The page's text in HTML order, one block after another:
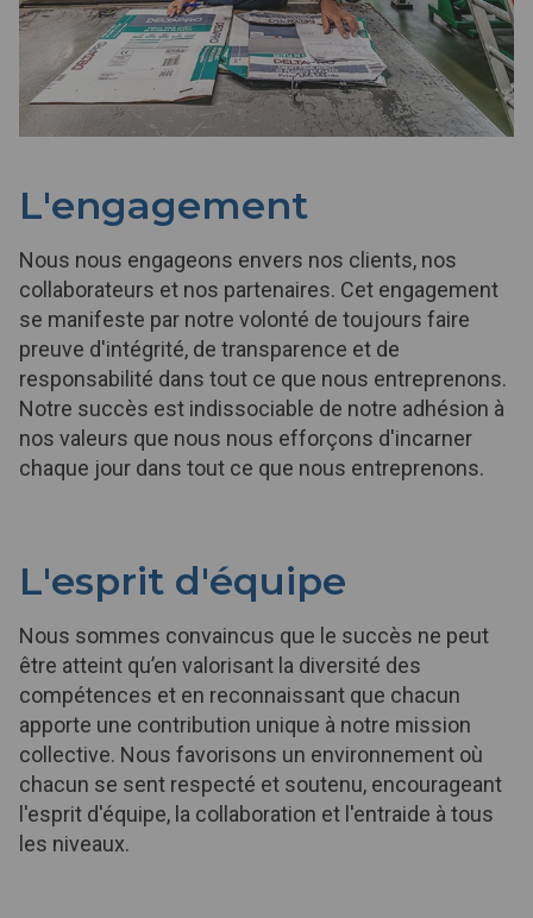
L'engagement
Nous nous engageons envers nos clients, nos
collaborateurs et nos partenaires. Cet engagement
se manifeste par notre volonté de toujours faire
preuve d'intégrité, de transparence et de
responsabilité dans tout ce que nous entreprenons.
Notre succès est indissociable de notre adhésion à
nos valeurs que nous nous efforçons d'incarner
chaque jour dans tout ce que nous entreprenons.
L'esprit d'équipe
Nous sommes convaincus que le succès ne peut
être atteint qu’en valorisant la diversité des
compétences et en reconnaissant que chacun
apporte une contribution unique à notre mission
collective. Nous favorisons un environnement où
chacun se sent respecté et soutenu, encourageant
l'esprit d'équipe, la collaboration et l'entraide à tous
les niveaux.